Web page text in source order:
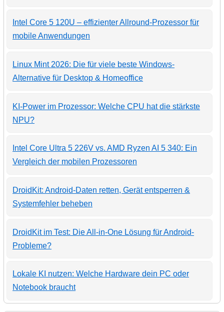
Intel Core 5 120U – effizienter Allround-Prozessor für
mobile Anwendungen
Linux Mint 2026: Die für viele beste Windows-
Alternative für Desktop & Homeoffice
KI-Power im Prozessor: Welche CPU hat die stärkste
NPU?
Intel Core Ultra 5 226V vs. AMD Ryzen AI 5 340: Ein
Vergleich der mobilen Prozessoren
DroidKit: Android-Daten retten, Gerät entsperren &
Systemfehler beheben
DroidKit im Test: Die All-in-One Lösung für Android-
Probleme?
Lokale KI nutzen: Welche Hardware dein PC oder
Notebook braucht